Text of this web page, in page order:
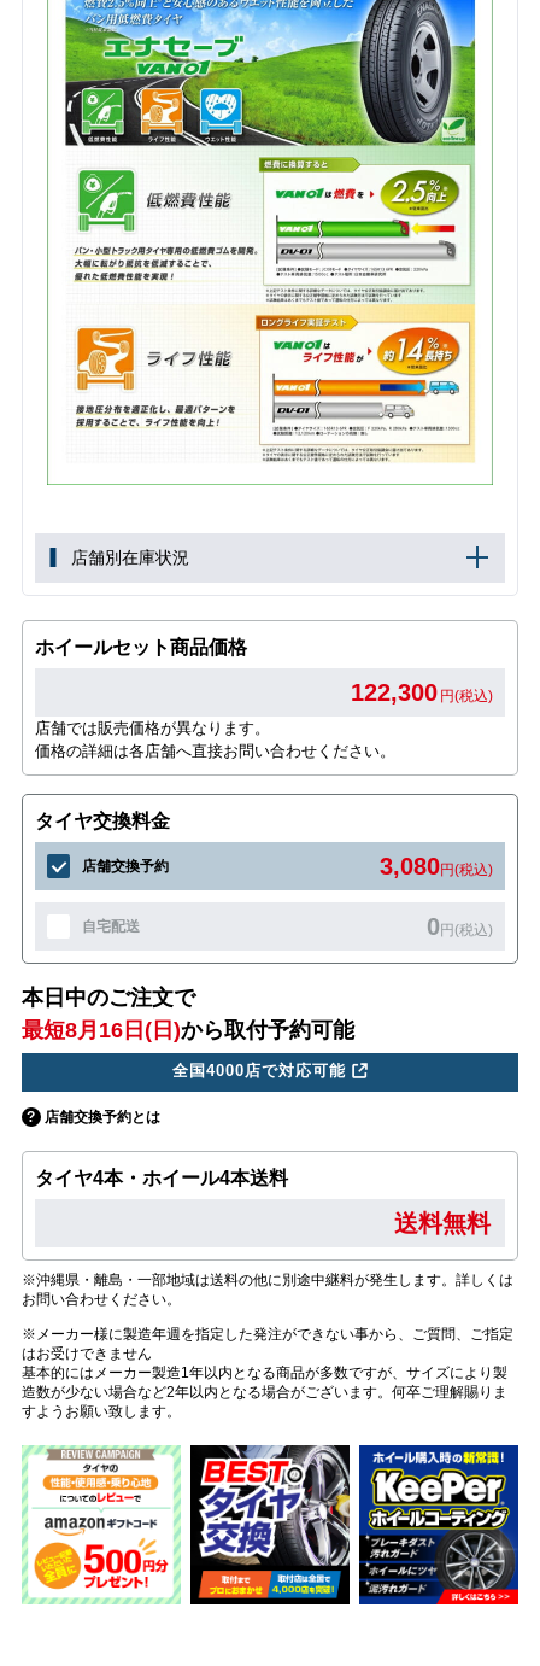
店舗別在庫状況
ホイールセット商品価格
122,300 円(税込)
店舗では販売価格が異なります。
価格の詳細は各店舗へ直接お問い合わせください。
タイヤ交換料金
店舗交換予約 3,080円(税込)
自宅配送 0円(税込)
本日中のご注文で
最短8月16日(日)から取付予約可能
全国4000店で対応可能
店舗交換予約とは
タイヤ4本・ホイール4本送料
送料無料
※沖縄県・離島・一部地域は送料の他に別途中継料が発生します。詳しくは
お問い合わせください。
※メーカー様に製造年週を指定した発注ができない事から、ご質問、ご指定
はお受けできません
基本的にはメーカー製造1年以内となる商品が多数ですが、サイズにより製
造数が少ない場合など2年以内となる場合がございます。何卒ご理解賜りま
すようお願い致します。